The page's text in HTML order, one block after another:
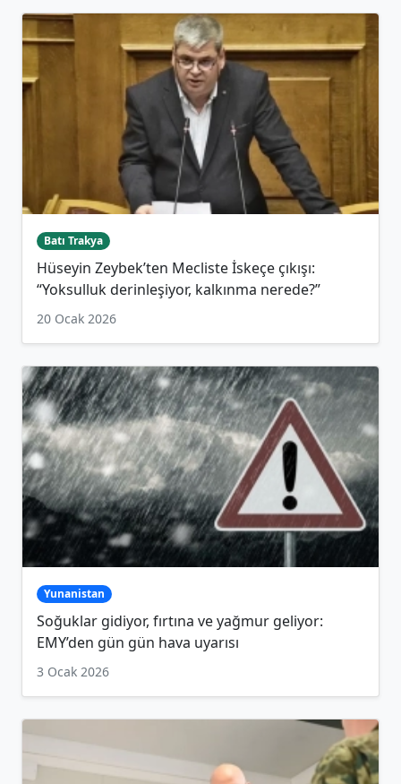
Batı Trakya
Hüseyin Zeybek’ten Mecliste İskeçe çıkışı:
“Yoksulluk derinleşiyor, kalkınma nerede?”
20 Ocak 2026
Yunanistan
Soğuklar gidiyor, fırtına ve yağmur geliyor:
EMY’den gün gün hava uyarısı
3 Ocak 2026